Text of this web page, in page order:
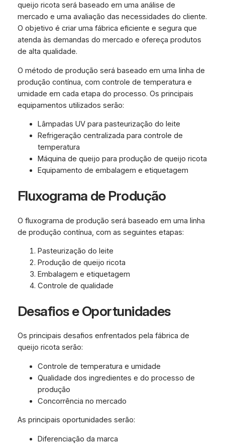
queijo ricota será baseado em uma análise de
mercado e uma avaliação das necessidades do cliente.
O objetivo é criar uma fábrica eficiente e segura que
atenda às demandas do mercado e ofereça produtos
de alta qualidade.
O método de produção será baseado em uma linha de
produção contínua, com controle de temperatura e
umidade em cada etapa do processo. Os principais
equipamentos utilizados serão:
Lâmpadas UV para pasteurização do leite
Refrigeração centralizada para controle de
temperatura
Máquina de queijo para produção de queijo ricota
Equipamento de embalagem e etiquetagem
Fluxograma de Produção
O fluxograma de produção será baseado em uma linha
de produção contínua, com as seguintes etapas:
Pasteurização do leite
Produção de queijo ricota
Embalagem e etiquetagem
Controle de qualidade
Desafios e Oportunidades
Os principais desafios enfrentados pela fábrica de
queijo ricota serão:
Controle de temperatura e umidade
Qualidade dos ingredientes e do processo de
produção
Concorrência no mercado
As principais oportunidades serão:
Diferenciação da marca